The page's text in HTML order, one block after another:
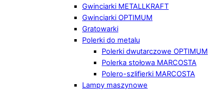
Gwinciarki METALLKRAFT
Gwinciarki OPTIMUM
Gratowarki
Polerki do metalu
Polerki dwutarczowe OPTIMUM
Polerka stołowa MARCOSTA
Polero-szlifierki MARCOSTA
Lampy maszynowe